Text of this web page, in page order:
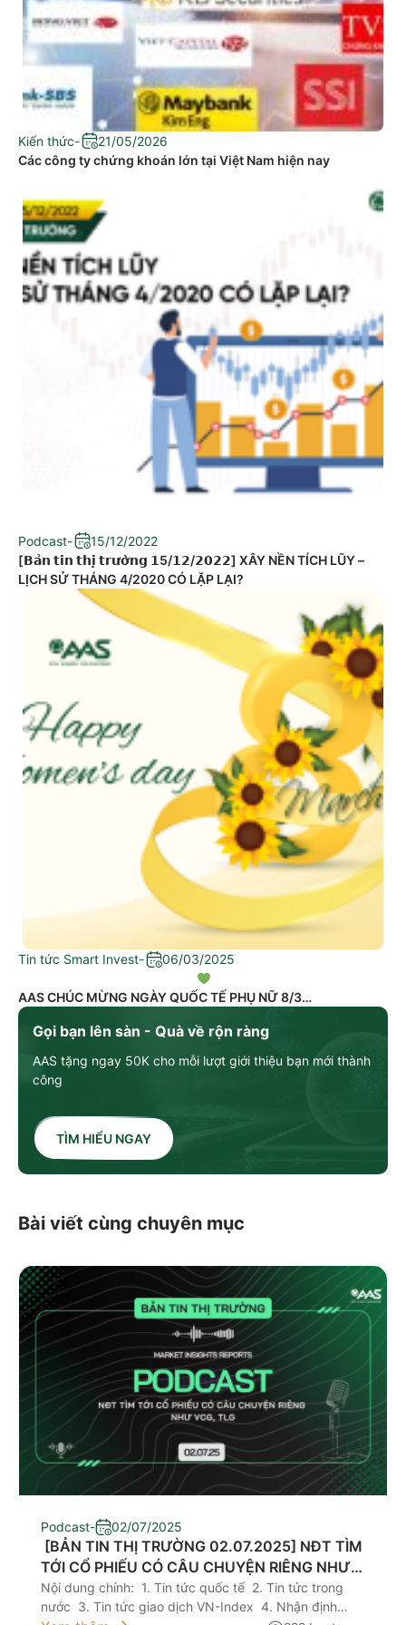
Gọi bạn lên sàn - Quà về rộn ràng
AAS tặng ngay 50K cho mỗi lượt giới thiệu bạn mới thành
công
TÌM HIỂU NGAY
Kiến thức-
21/05/2026
Các công ty chứng khoán lớn tại Việt Nam hiện nay
Podcast-
15/12/2022
[𝗕𝗮̉𝗻 𝘁𝗶𝗻 𝘁𝗵𝗶̣ 𝘁𝗿𝘂̛𝗼̛̀𝗻𝗴 𝟭5/𝟭𝟮/𝟮𝟬𝟮𝟮] XÂY NỀN TÍCH LŨY –
LỊCH SỬ THÁNG 4/2020 CÓ LẶP LẠI?
Tin tức Smart Invest- 06/03/2025
AAS CHÚC MỪNG NGÀY QUỐC TẾ PHỤ NỮ 8/3
Bài viết cùng chuyên mục
Podcast- 02/07/2025
​ [BẢN TIN THỊ TRƯỜNG 02.07.2025] NĐT TÌM
TỚI CỔ PHIẾU CÓ CÂU CHUYỆN RIÊNG NHƯ
VCG, TLG
Nội dung chính: 1. Tin tức quốc tế 2. Tin tức trong
nước 3. Tin tức giao dịch VN-Index 4. Nhận định